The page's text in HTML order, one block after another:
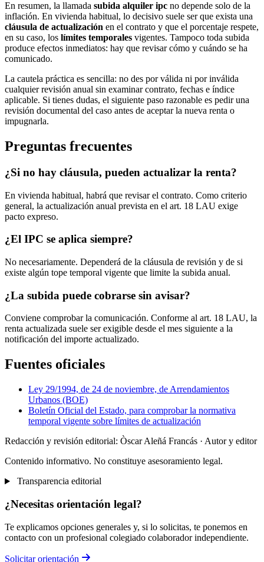
En resumen, la llamada subida alquiler ipc no depende solo de la
inflación. En vivienda habitual, lo decisivo suele ser que exista una
cláusula de actualización en el contrato y que el porcentaje respete,
en su caso, los límites temporales vigentes. Tampoco toda subida
produce efectos inmediatos: hay que revisar cómo y cuándo se ha
comunicado.
La cautela práctica es sencilla: no des por válida ni por inválida
cualquier revisión anual sin examinar contrato, fechas e índice
aplicable. Si tienes dudas, el siguiente paso razonable es pedir una
revisión documental del caso antes de aceptar la nueva renta o
impugnarla.
Preguntas frecuentes
¿Si no hay cláusula, pueden actualizar la renta?
En vivienda habitual, habrá que revisar el contrato. Como criterio
general, la actualización anual prevista en el art. 18 LAU exige
pacto expreso.
¿El IPC se aplica siempre?
No necesariamente. Dependerá de la cláusula de revisión y de si
existe algún tope temporal vigente que limite la subida anual.
¿La subida puede cobrarse sin avisar?
Conviene comprobar la comunicación. Conforme al art. 18 LAU, la
renta actualizada suele ser exigible desde el mes siguiente a la
notificación del importe actualizado.
Fuentes oficiales
Ley 29/1994, de 24 de noviembre, de Arrendamientos
Urbanos (BOE)
Boletín Oficial del Estado, para comprobar la normativa
temporal vigente sobre límites de actualización
Redacción y revisión editorial: Òscar Aleñá Francás · Autor y editor
Contenido informativo. No constituye asesoramiento legal.
Transparencia editorial
¿Necesitas orientación legal?
Te explicamos opciones generales y, si lo solicitas, te ponemos en
contacto con un profesional colegiado colaborador independiente.
Solicitar orientación